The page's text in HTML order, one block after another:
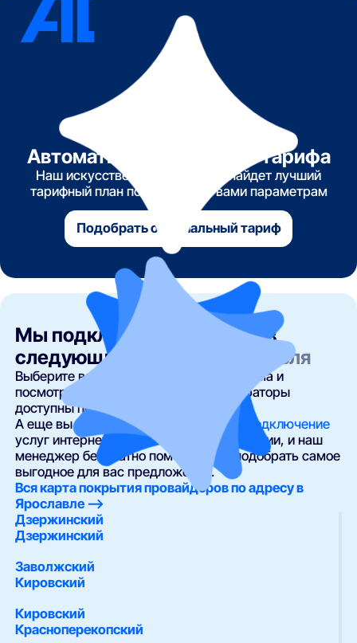
Автоматический подбор тарифа
Наш искусственный интеллект найдет лучший
тарифный план по указанным вами параметрам
Подобрать оптимальный тариф
Мы подключаем интернет в
следующих районах
Ярославля
Выберите ваш район, улицу и номер дома и
посмотрите, какие провайдеры и операторы
доступны по вашему адресу.
А еще вы можетеоставить заявку на подключение
услуг интернета, телевидения и телефонии, и наш
менеджер бесплатно поможет вам подобрать самое
выгодное для вас предложение.
Вся карта покрытия провайдеров по адресу в
Ярославле —>
Дзержинский
Дзержинский
Заволжский
Кировский
Кировский
Красноперекопский